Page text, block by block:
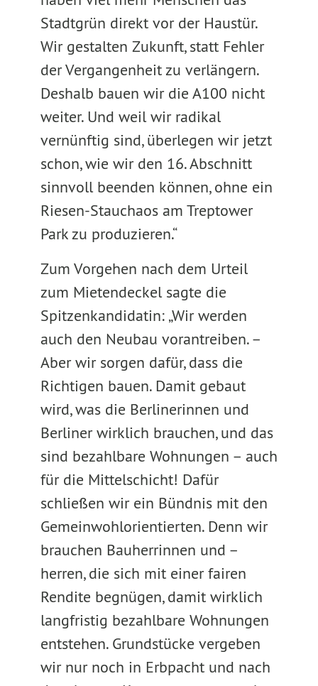
Stadtgrün direkt vor der Haustür.
Wir gestalten Zukunft, statt Fehler
der Vergangenheit zu verlängern.
Deshalb bauen wir die A100 nicht
weiter. Und weil wir radikal
vernünftig sind, überlegen wir jetzt
schon, wie wir den 16. Abschnitt
sinnvoll beenden können, ohne ein
Riesen-Stauchaos am Treptower
Park zu produzieren.“
Zum Vorgehen nach dem Urteil
zum Mietendeckel sagte die
Spitzenkandidatin: „Wir werden
auch den Neubau vorantreiben. –
Aber wir sorgen dafür, dass die
Richtigen bauen. Damit gebaut
wird, was die Berlinerinnen und
Berliner wirklich brauchen, und das
sind bezahlbare Wohnungen – auch
für die Mittelschicht! Dafür
schließen wir ein Bündnis mit den
Gemeinwohlorientierten. Denn wir
brauchen Bauherrinnen und –
herren, die sich mit einer fairen
Rendite begnügen, damit wirklich
langfristig bezahlbare Wohnungen
entstehen. Grundstücke vergeben
wir nur noch in Erbpacht und nach